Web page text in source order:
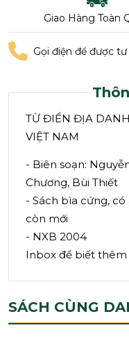
Giao Hàng Toàn
Gọi điện để được tư
TỪ ĐIỂN ĐỊA
VIỆT NAM
- Biên soạn:
Chương, Bùi Thiết
- Sách bìa cứng,
còn mới
- NXB 2004
Inbox để biết thêm
SÁCH CÙNG